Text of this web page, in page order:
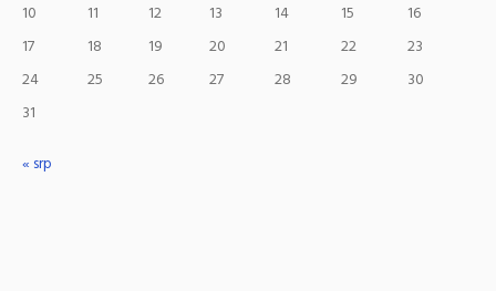
10
11 12 13 14 15
16
17
18 19 20 21 22
23
24
25 26 27 28 29
30
31
« srp